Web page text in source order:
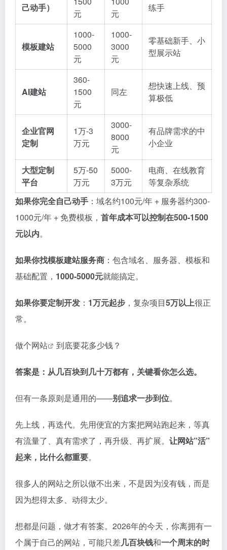
己动手）
元
元
练手
模板建站
1000-
5000
元
1000-
3000
元
零基础新手、小
型展示站
AI建站
360-
1500
元
同左
想快速上线、预
算极低
企业官网
定制
1万-3
万元
3000-
8000
元
有品牌需求的中
小企业
大型定制
平台
5万-50
万元
5000-
3万元
电商、在线教育
等复杂系统
如果你完全自己动手 ：域名约100元/年 + 服务器约300-
1000元/年 + 免费模板， 首年成本可以控制在500-1500
元以内。
如果你找模板建站服务商 ：包含域名、服务器、模板和
基础配置， 1000-5000元就能搞定。
如果你要定制开发 ： 1万元起步 ，复杂项目5万以上很正
常。
做个网站 到底要花多少钱？
答案是：从几百块到几十万都有，关键看你怎么选。
但有一条原则是通用的——别追求一步到位。
先上线，再迭代。先用便宜的方案把网站跑起来，等真
有流量了、真有需求了，再升级、再扩展。 让网站”活”
起来，比什么都重要。
很多人的网站之所以做不出来，不是因为没有钱，而是
因为想得太多、动得太少。
想都是问题，做才有答案。2026年的今天，你离拥有一
个属于自己的网站，可能只差几百块钱和一个周末的时